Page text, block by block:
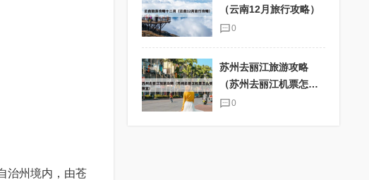
治州境内，由苍
（云南12月旅行攻略）
0
苏州去丽江旅游攻略
（苏州去丽江机票怎么
买便宜）
0